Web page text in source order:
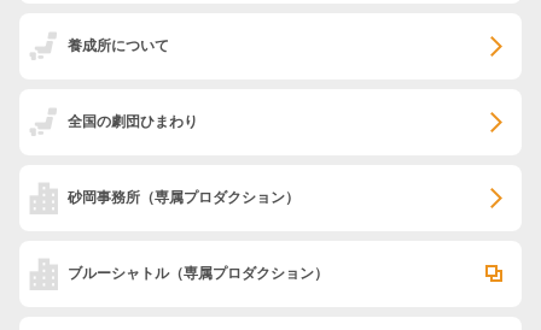
養成所について
全国の劇団ひまわり
砂岡事務所 （専属プロダクション）
ブルーシャトル（専属プロダクション）